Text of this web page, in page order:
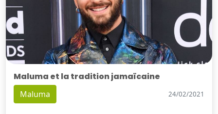
Maluma et la tradition jamaïcaine
Maluma 24/02/2021